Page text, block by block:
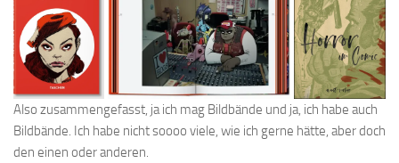
Also zusammengefasst, ja ich mag Bildbände und ja, ich habe auch
Bildbände. Ich habe nicht soooo viele, wie ich gerne hätte, aber doch
den einen oder anderen.